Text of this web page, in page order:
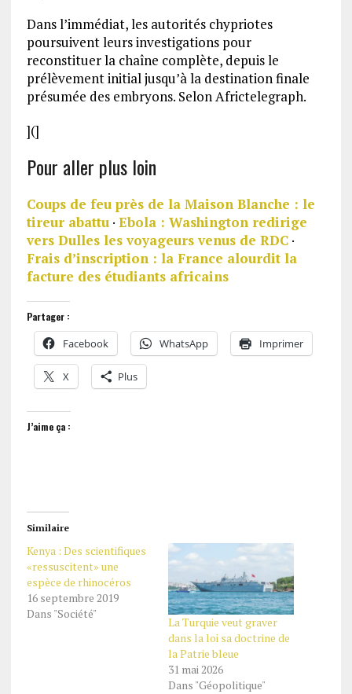
Dans l’immédiat, les autorités chypriotes
poursuivent leurs investigations pour
reconstituer la chaîne complète, depuis le
prélèvement initial jusqu’à la destination finale
présumée des embryons. Selon Africtelegraph.
](]
Pour aller plus loin
Coups de feu près de la Maison Blanche : le
tireur abattu· Ebola : Washington redirige
vers Dulles les voyageurs venus de RDC·
Frais d’inscription : la France alourdit la
facture des étudiants africains
Partager :
Facebook WhatsApp Imprimer
X Plus
J’aime ça :
Similaire
Kenya : Des scientifiques
«ressuscitent» une
espèce de rhinocéros
16 septembre 2019
Dans "Société"
La Turquie veut graver
dans la loi sa doctrine de
la Patrie bleue
31 mai 2026
Dans "Géopolitique"